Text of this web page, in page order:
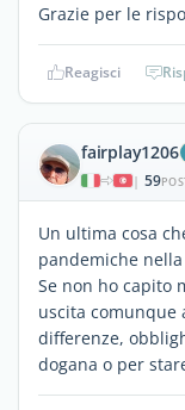
Grazie per le
Reagisci
fairplay1206
| 59
Un ultima cosa
pandemiche
Se non ho capito
uscita comunque
differenze,
dogana o per